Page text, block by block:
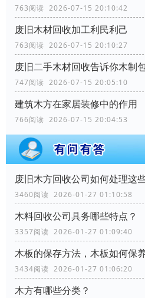
763阅读 2026-07-15 20:10:42
废旧木材回收加工利民利己
763阅读 2026-07-15 20:10:27
废旧二手木材回收告诉你木制
747阅读 2026-07-15 20:05:10
建筑木方在家居装修中的作用
766阅读 2026-07-15 20:04:53
废旧木方回收公司如何处理这
3460阅读 2026-01-27 01:10:58
木料回收公司具务哪些特点？
3357阅读 2026-01-27 01:09:40
木板的保存方法，木板如何保
3434阅读 2026-01-27 01:06:20
木方有哪些分类？